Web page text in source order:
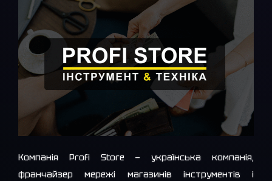
Компанія Profi Store — українська компанія,
франчайзер мережі магазинів інструментів і